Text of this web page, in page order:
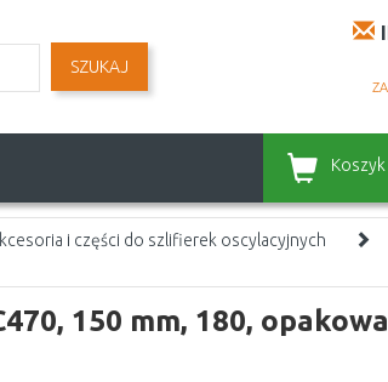
SZUKAJ
Koszyk
i części do szlifierek oscylacyjnych
150 mm, 180,